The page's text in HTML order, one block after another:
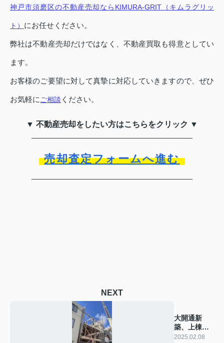
神戸市須磨区の不動産売却ならKIMURA-GRIT（キムラグリッ
ト） にお任せください。
弊社は不動産売却だけではなく、不動産買取も得意としてい
ます。
お客様のご要望に対して真摯に対応していきますので、ぜひ
お気軽に ご相談 ください。
▼ 不動産売却をしたい方はこちらをクリック ▼
売却査定フォームへ進む
NEXT
大開通新
築、上棟し
ました！
2025.02.08